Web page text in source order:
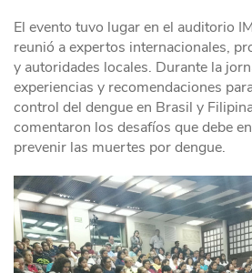
El evento tuvo lugar en el auditorio
reunió a expertos internacionales,
y autoridades locales. Durante la
experiencias y recomendaciones
control del dengue en Brasil y
comentaron los desafíos que debe
prevenir las muertes por dengue.